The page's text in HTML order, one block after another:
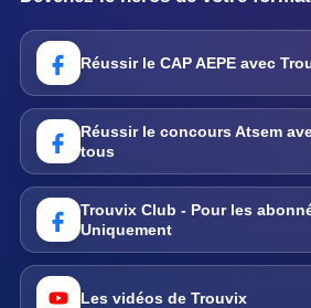
Réussir le CAP AEPE avec
Réussir le concours Atsem
tous
Trouvix Club - Pour les
Uniquement
Les vidéos de Trouvix